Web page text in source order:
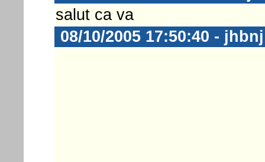
salut ca va
08/10/2005 17:50:40 - jhbnj